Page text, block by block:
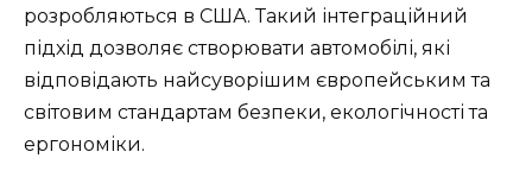
розробляються в США. Такий інтеграційний
підхід дозволяє створювати автомобілі, які
відповідають найсуворішим європейським та
світовим стандартам безпеки, екологічності та
ергономіки.